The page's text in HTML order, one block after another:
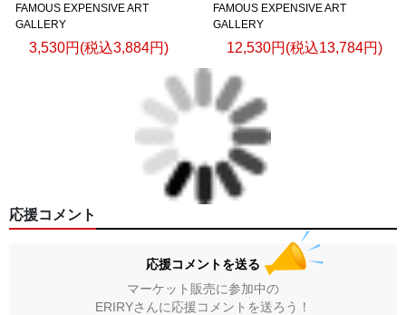
FAMOUS EXPENSIVE ART
GALLERY
3,530円(税込3,884円)
FAMOUS EXPENSIVE ART
GALLERY
12,530円(税込13,784円)
応援コメント
応援コメントを送る
マーケット販売に参加中の
ERIRYさんに応援コメントを送ろう！